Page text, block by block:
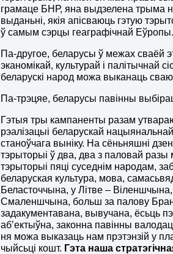
грамаце БНР, яна выдзелена трыма
выданьні, якія апісваюць гэтую
ў самым сэрцы геаграфічнай Еўропы.
Па-другое, беларусы ў межах сваёй
эканомікай, культурай і палітычнай
беларускі народ можа выканаць сваю
Па-трэцяе, беларусы павінны
Гэтыя тры кампаненты разам
рэалізацыі беларускай
станоўчага выніку. На сёньняшні
тэрыторыі ў два, два з паловай
тэрыторыі пяці суседнім народам,
беларуская культура, мова,
Беласточчына, у Літве – Віленшчына,
Смаленшчына, больш за палову
задакументавана, вывучана, ёсьць
аб’ектыўна, законна павінны
ня можа выказаць нам прэтэнзій у
чыйсьці кошт. Гэта наша